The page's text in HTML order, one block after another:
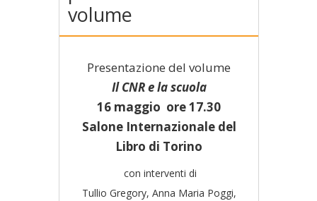
volume
Presentazione del volume
Il CNR e la scuola
16 maggio ore 17.30
Salone Internazionale del
Libro di Torino
con interventi di
Tullio Gregory, Anna Maria Poggi,